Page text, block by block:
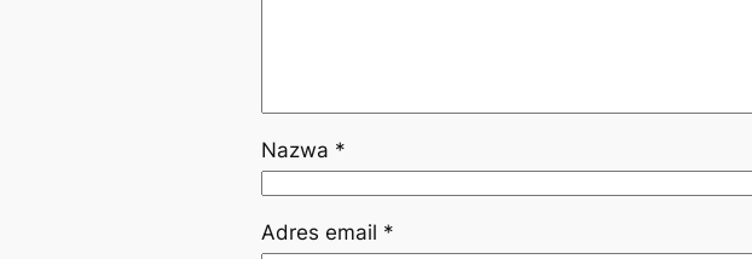
Nazwa *
Adres email *